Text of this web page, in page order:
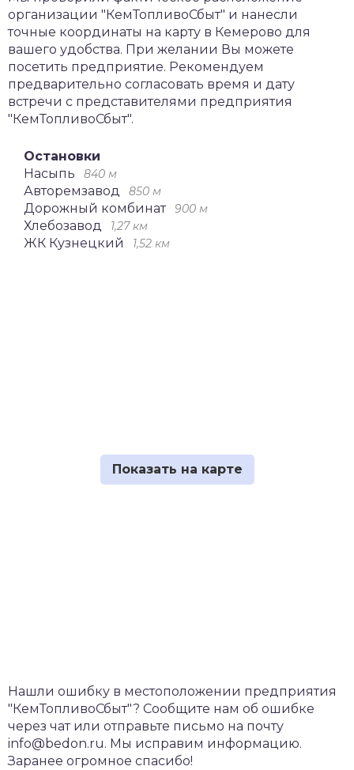
организации "КемТопливоСбыт" и нанесли
точные координаты на карту в Кемерово для
вашего удобства. При желании Вы можете
посетить предприятие. Рекомендуем
предварительно согласовать время и дату
встречи с представителями предприятия
"КемТопливоСбыт".
Остановки
Насыпь
840 м
Авторемзавод 850 м
Дорожный комбинат 900 м
Хлебозавод 1,27 км
ЖК Кузнецкий 1,52 км
Нашли ошибку в местоположении предприятия
"КемТопливоСбыт"? Сообщите нам об ошибке
через чат или отправьте письмо на почту
info@bedon.ru. Мы исправим информацию.
Заранее огромное спасибо!